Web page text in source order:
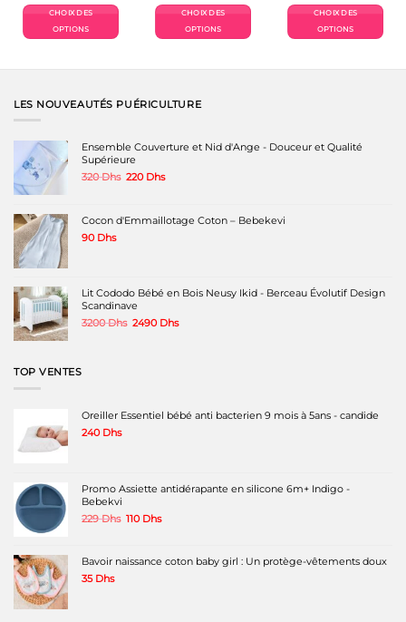
initial
était :
160 Dhs.
actuel
CHOIX DES
OPTIONS
a
variations.
être
choisies
sur
du
produit
initial
était :
150 Dhs.
actuel
CHOIX DES
OPTIONS
a
être
du
initial
était :
180 Dhs.
actuel
CHOIX DES
OPTIONS
a
être
LES NOUVEAUTÉS PUÉRICULTURE
Ensemble Couverture et Nid d'Ange - Douceur et Qualité
Supérieure
320Dhs Le
était :
320 Dhs.
220 DhsLe
est :
220 Dhs.
Cocon d'Emmaillotage Coton – Bebekevi
90 Dhs
Lit Cododo Bébé en Bois Neusy Ikid - Berceau Évolutif Design
Scandinave
3200Dhs Le
2490 DhsLe
TOP VENTES
Oreiller Essentiel bébé anti bacterien 9 mois à 5ans - candide
240 Dhs
Promo Assiette antidérapante en silicone 6m+ Indigo -
Bebekvi
229Dhs Le
était :
229 Dhs.
110 DhsLe
est :
110 Dhs.
Bavoir naissance coton baby girl : Un protège-vêtements doux
35 Dhs